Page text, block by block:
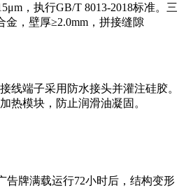
，执行GB/T 8013-2018标准。三
金，壁厚≥2.0mm，拼接缝隙
线端子采用防水接头并灌注硅胶。
热模块，防止润滑油凝固。
告牌满载运行72小时后，结构变形